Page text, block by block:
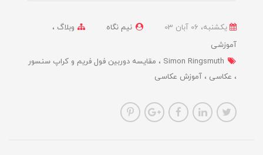
یکشنبه، 06 آبان 03 نیم نگاه
وبلاگ
آموزشی
Simon Ringsmuth
مقایسه دوربین فول فریم و کراپ سنسور
عکاسی
آموزش عکاسی